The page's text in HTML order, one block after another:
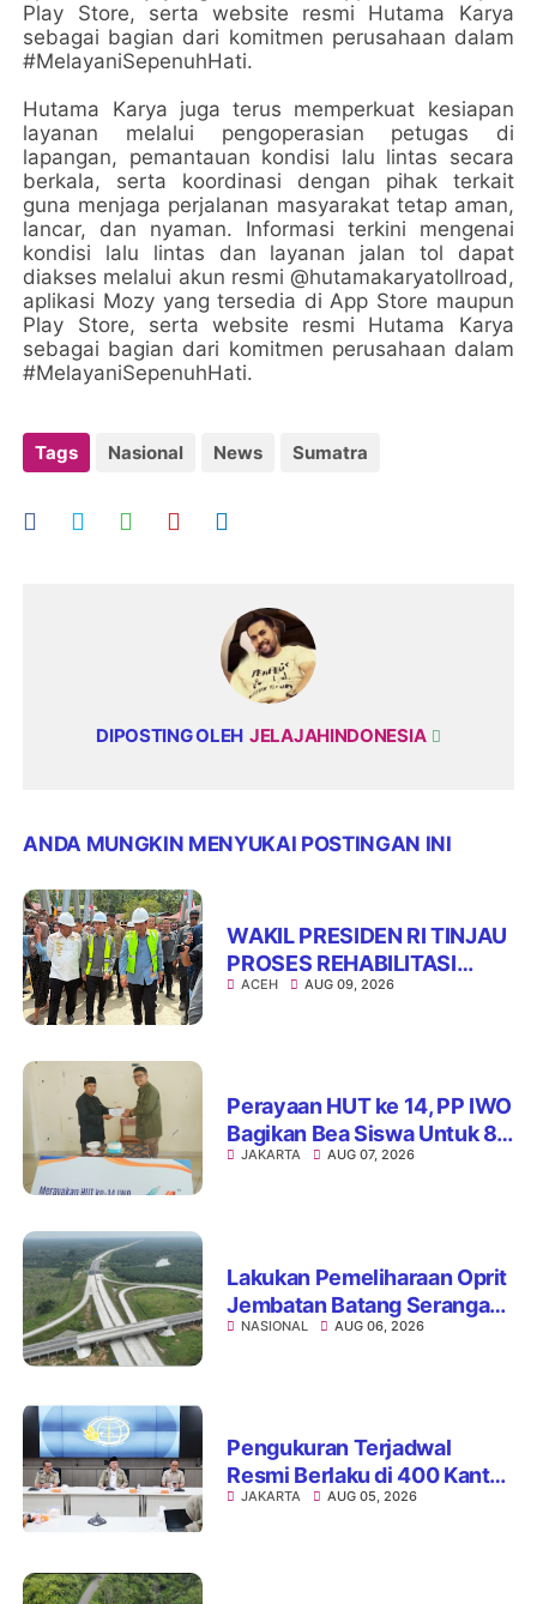
Play Store, serta website resmi Hutama Karya
sebagai bagian dari komitmen perusahaan dalam
#MelayaniSepenuhHati.
Hutama Karya juga terus memperkuat kesiapan
layanan melalui pengoperasian petugas di
lapangan, pemantauan kondisi lalu lintas secara
berkala, serta koordinasi dengan pihak terkait
guna menjaga perjalanan masyarakat tetap aman,
lancar, dan nyaman. Informasi terkini mengenai
kondisi lalu lintas dan layanan jalan tol dapat
diakses melalui akun resmi @hutamakaryatollroad,
aplikasi Mozy yang tersedia di App Store maupun
Play Store, serta website resmi Hutama Karya
sebagai bagian dari komitmen perusahaan dalam
#MelayaniSepenuhHati.
Tags Nasional News Sumatra
DIPOSTING OLEH JELAJAHINDONESIA
ANDA MUNGKIN MENYUKAI POSTINGAN INI
WAKIL PRESIDEN RI TINJAU
PROSES REHABILITASI
JEMBATAN LUMUT,
ACEH AUG 09, 2026
Perayaan HUT ke 14, PP IWO
Bagikan Bea Siswa Untuk 8
Siswa SD Muhammadiyah
JAKARTA AUG 07, 2026
Lakukan Pemeliharaan Oprit
Jembatan Batang Serangan,
Hutama Karya Uji Coba
NASIONAL AUG 06, 2026
Pengukuran Terjadwal
Resmi Berlaku di 400 Kantor
Pertanahan, ATR/BPN Jamin
JAKARTA AUG 05, 2026